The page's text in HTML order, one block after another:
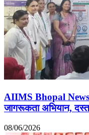
AIIMS Bhopal News:
जागरूकता अभियान,
08/06/2026